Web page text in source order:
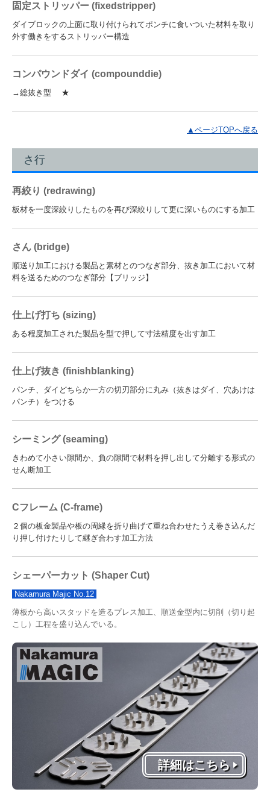
固定ストリッパー (fixedstripper)
ダイブロックの上面に取り付けられてポンチに食いついた材料を取り
外す働きをするストリッパー構造
コンパウンドダイ (compounddie)
→総抜き型 ★
▲ページTOPへ戻る
さ行
再絞り (redrawing)
板材を一度深絞りしたものを再び深絞りして更に深いものにする加工
さん (bridge)
順送り加工における製品と素材とのつなぎ部分、抜き加工において材
料を送るためのつなぎ部分【ブリッジ】
仕上げ打ち (sizing)
ある程度加工された製品を型で押して寸法精度を出す加工
仕上げ抜き (finishblanking)
パンチ、ダイどちらか一方の切刃部分に丸み（抜きはダイ、穴あけは
パンチ）をつける
シーミング (seaming)
きわめて小さい隙間か、負の隙間で材料を押し出して分離する形式の
せん断加工
Cフレーム (C-frame)
２個の板金製品や板の周縁を折り曲げて重ね合わせたうえ巻き込んだ
り押し付けたりして継ぎ合わす加工方法
シェーパーカット (Shaper Cut)
Nakamura Majic No.12
薄板から高いスタッドを造るプレス加工、順送金型内に切削（切り起
こし）工程を盛り込んでいる。
詳細はこちら